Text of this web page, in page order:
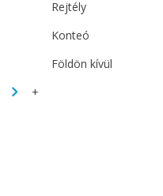
Rejtély
Konteó
Földön kívül
+